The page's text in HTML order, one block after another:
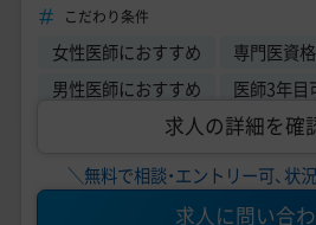
こだわり条件
女性医師におすすめ 専門医資
男性医師におすすめ
医師3年目
求人の詳細を確
＼無料で相談・エントリー可、状
求人に問い合